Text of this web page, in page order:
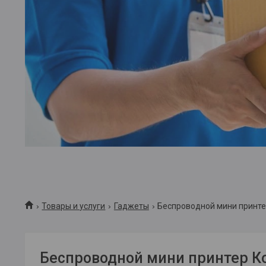
Товары и услуги Гаджеты Беспроводной мини
Беспроводной мини принтер